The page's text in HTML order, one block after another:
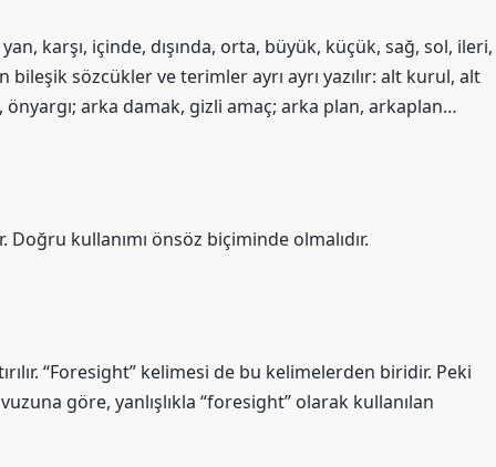
karşı, içinde, dışında, orta, büyük, küçük, sağ, sol, ileri,
sözcükler ve terimler ayrı ayrı yazılır: alt kurul, alt
arka damak, gizli amaç; arka plan, arkaplan…
Doğru kullanımı önsöz biçiminde olmalıdır.
“Foresight” kelimesi de bu kelimelerden biridir. Peki
göre, yanlışlıkla “foresight” olarak kullanılan